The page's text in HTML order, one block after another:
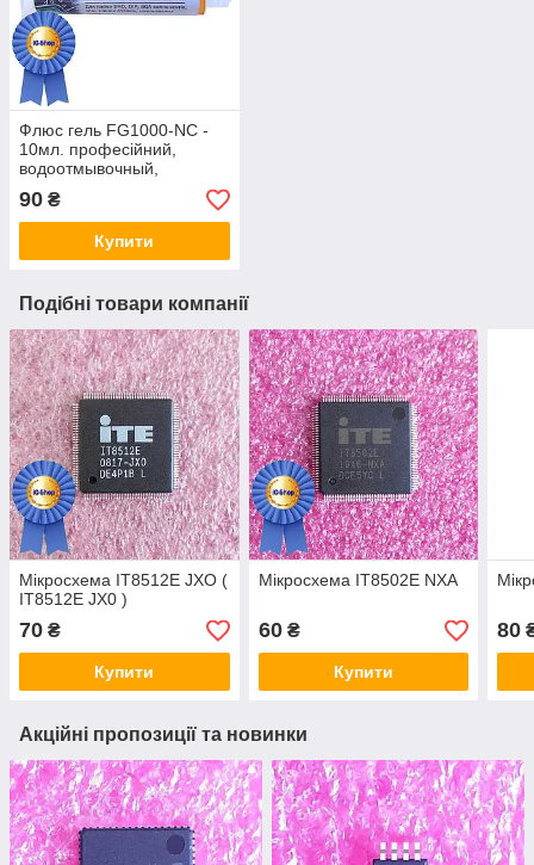
Флюс гель FG1000-NC -
10мл. професійний,
водоотмывочный,
водосмываемый
90 ₴
Купити
Подібні товари компанії
Мікросхема IT8512E JXO (
IT8512E JX0 )
70 ₴
Купити
Мікросхема IT8502E NXA
60₴
Купити
80
Акційні пропозиції та новинки